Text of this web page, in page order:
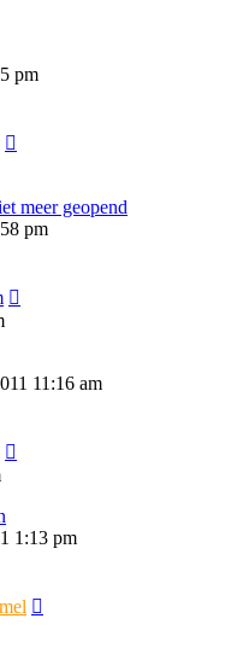
pm
meer geopend
pm
11:16 am
1:13 pm